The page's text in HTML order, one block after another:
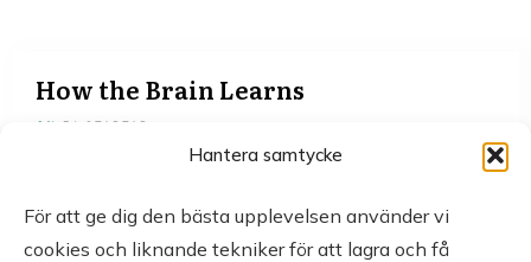
Hantera samtycke
För att ge dig den bästa upplevelsen använder vi
cookies och liknande tekniker för att lagra och få
How the Brain Learns
0% EJ STARTAD